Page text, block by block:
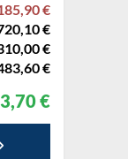
€
€
€
€
€